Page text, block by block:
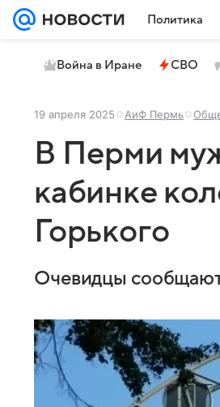
Политика
Война в Иране СВО
19 апреля 2025 АиФ Пермь
В Перми
кабинке
Горького
Очевидцы сообщают,